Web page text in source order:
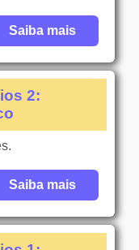
Saiba mais
2:
Saiba mais